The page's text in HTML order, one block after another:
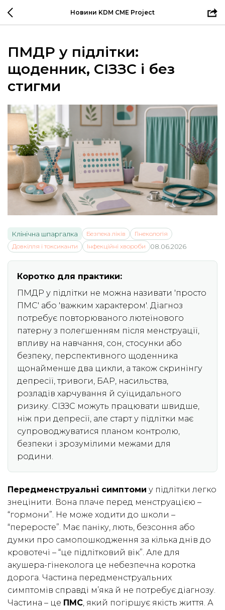
Новини KDM CME Project
ПМДР у підлітки:
щоденник, СІЗЗС і без
стигми
Клінічна шпаргалка Безпека ліків
Гінекологія
Довкілля і токсиканти
Інфекційні хвороби 08.06.2026
Коротко для практики:
ПМДР у підлітки не можна називати 'просто
ПМС' або 'важким характером'. Діагноз
потребує повторюваного лютеїнового
патерну з полегшенням після менструації,
впливу на навчання, сон, стосунки або
безпеку, перспективного щоденника
щонайменше два цикли, а також скринінгу
депресії, тривоги, БАР, насильства,
розладів харчування й суїцидального
ризику. СІЗЗС можуть працювати швидше,
ніж при депресії, але старт у підлітки має
супроводжуватися планом контролю,
безпеки і зрозумілими межами для
родини.
Передменструальні симптоми у підлітки легко
знецінити. Вона плаче перед менструацією –
“гормони”. Не може ходити до школи –
“переросте”. Має паніку, лють, безсоння або
думки про самопошкодження за кілька днів до
кровотечі – “це підлітковий вік”. Але для
акушера-гінеколога це небезпечна коротка
дорога. Частина передменструальних
симптомів справді м’яка й не потребує діагнозу.
Частина – це ПМС, який погіршує якість життя. А